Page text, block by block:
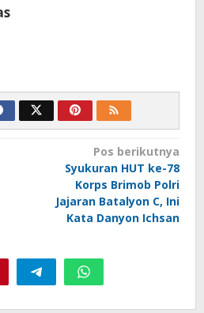
Pos berikutnya
Syukuran HUT ke-78
Korps Brimob Polri
Jajaran Batalyon C, Ini
Kata Danyon Ichsan